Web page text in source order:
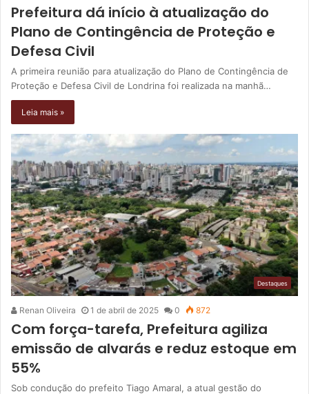
Prefeitura dá início à atualização do
Plano de Contingência de Proteção e
Defesa Civil
A primeira reunião para atualização do Plano de Contingência de
Proteção e Defesa Civil de Londrina foi realizada na manhã…
Leia mais »
Destaques
Renan Oliveira 1 de abril de 2025 0 872
Com força-tarefa, Prefeitura agiliza
emissão de alvarás e reduz estoque em
55%
Sob condução do prefeito Tiago Amaral, a atual gestão do